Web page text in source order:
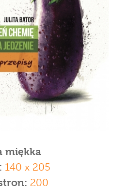
miękka
140 x 205
200